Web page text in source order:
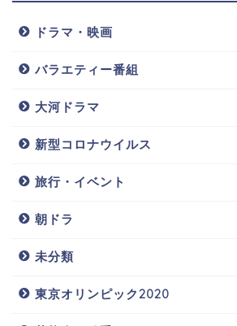
ドラマ・映画
バラエティー番組
大河ドラマ
新型コロナウイルス
旅行・イベント
朝ドラ
未分類
東京オリンピック2020